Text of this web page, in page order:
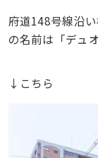
府道148号線沿
の名前は「デュ
↓こちら